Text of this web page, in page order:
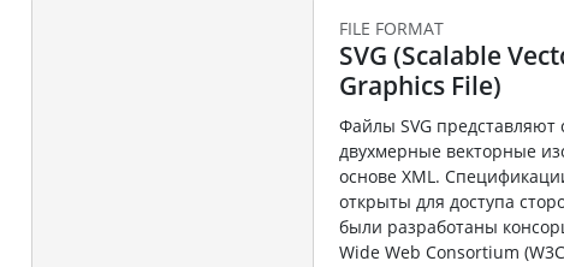
FILE FORMAT
SVG (Scalable
Graphics File)
Файлы SVG представляют
двухмерные векторные
основе XML.
открыты для доступа
были разработаны
Wide Web Consortium